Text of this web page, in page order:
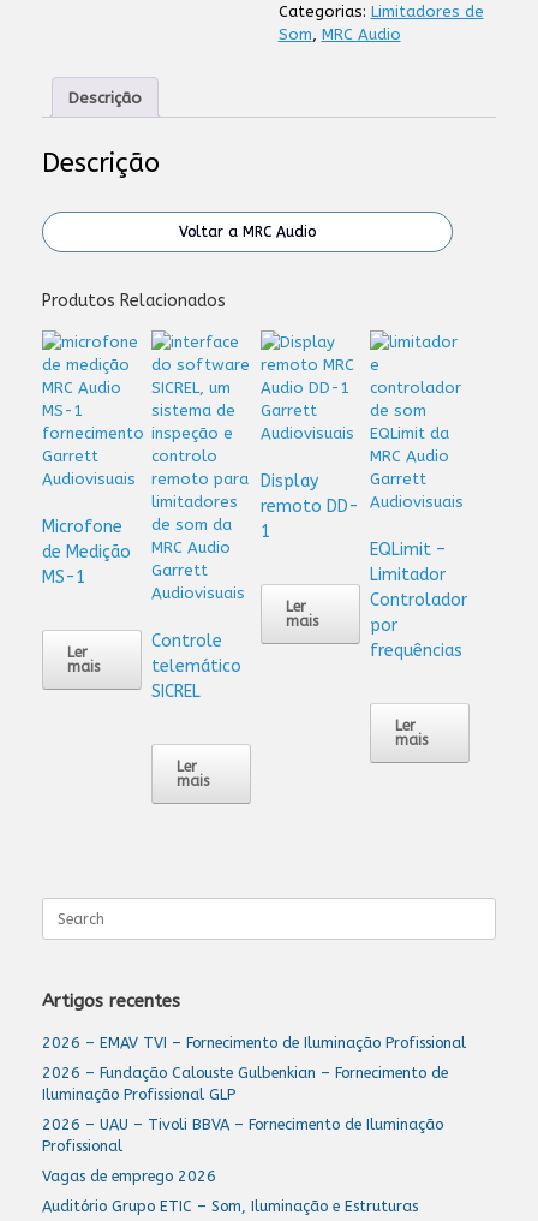
Categorias: Limitadores de
Som, MRC Audio
Descrição
Descrição
Voltar a MRC Audio
Produtos Relacionados
Microfone
de Medição
MS-1
Ler
mais
Controle
telemático
SICREL
Ler
mais
Display
remoto DD-
1
Ler
mais
EQLimit –
Limitador
Controlador
por
frequências
Ler
mais
for:
Artigos recentes
2026 – EMAV TVI – Fornecimento de Iluminação Profissional
2026 – Fundação Calouste Gulbenkian – Fornecimento de
Iluminação Profissional GLP
2026 – UAU – Tivoli BBVA – Fornecimento de Iluminação
Profissional
Vagas de emprego 2026
Auditório Grupo ETIC – Som, Iluminação e Estruturas